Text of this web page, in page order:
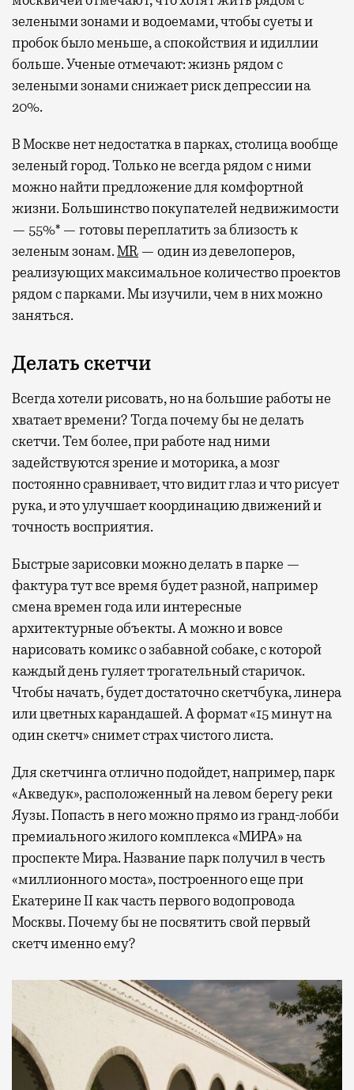
зелеными зонами и водоемами, чтобы суеты и
пробок было меньше, а спокойствия и идиллии
больше. Ученые отмечают: жизнь рядом с
зелеными зонами снижает риск депрессии на
20%.
В Москве нет недостатка в парках, столица вообще
зеленый город. Только не всегда рядом с ними
можно найти предложение для комфортной
жизни. Большинство покупателей недвижимости
— 55%* — готовы переплатить за близость к
зеленым зонам.MR — один из девелоперов,
реализующих максимальное количество проектов
рядом с парками. Мы изучили, чем в них можно
заняться.
Делать скетчи
Всегда хотели рисовать, но на большие работы не
хватает времени? Тогда почему бы не делать
скетчи. Тем более, при работе над ними
задействуются зрение и моторика, а мозг
постоянно сравнивает, что видит глаз и что рисует
рука, и это улучшает координацию движений и
точность восприятия.
Быстрые зарисовки можно делать в парке —
фактура тут все время будет разной, например
смена времен года или интересные
архитектурные объекты. А можно и вовсе
нарисовать комикс о забавной собаке, с которой
каждый день гуляет трогательный старичок.
Чтобы начать, будет достаточно скетчбука, линера
или цветных карандашей. А формат «15 минут на
один скетч» снимет страх чистого листа.
Для скетчинга отлично подойдет, например, парк
«Акведук», расположенный на левом берегу реки
Яузы. Попасть в него можно прямо из гранд-лобби
премиального жилого комплекса «МИРА» на
проспекте Мира. Название парк получил в честь
«миллионного моста», построенного еще при
Екатерине II как часть первого водопровода
Москвы. Почему бы не посвятить свой первый
скетч именно ему?